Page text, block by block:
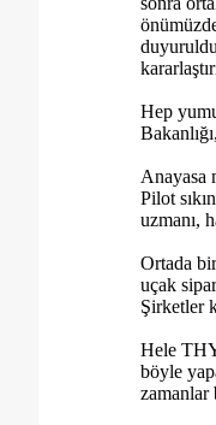
Hep
Anayasa
Pilot
uzmanı,
Ortada
uçak
Şirketler
Hele
böyle
zamanlar